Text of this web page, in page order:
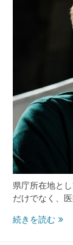
支
え
る
康
サ
ト
県庁所在地と
だけでなく、
続きを読む水